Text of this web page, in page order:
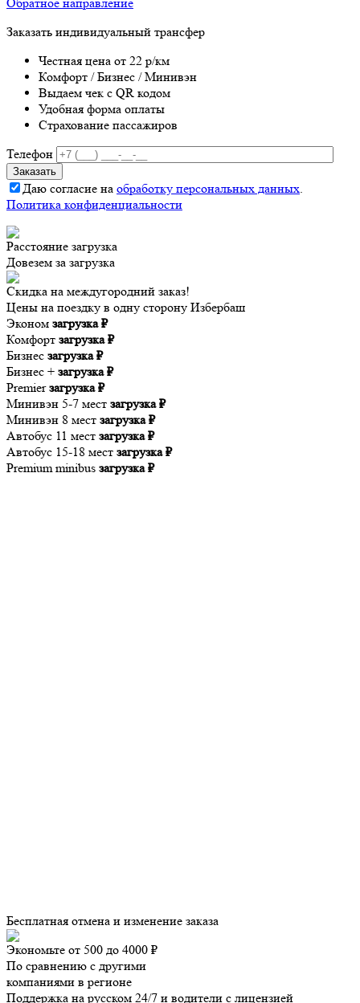
Заказать индивидуальный трансфер
Честная цена от 22 р/км
Комфорт / Бизнес / Минивэн
Выдаем чек с QR кодом
Удобная форма оплаты
Страхование пассажиров
Телефон
Даю согласие на обработку персональных данных.
Политика конфиденциальности
Расстояние загрузка
Довезем за загрузка
Скидка на междугородний заказ!
Цены на поездку в одну сторону Избербаш
Эконом загрузка ₽
Комфорт загрузка ₽
Бизнес загрузка ₽
Бизнес + загрузка ₽
Premier загрузка ₽
Минивэн 5-7 мест загрузка ₽
Минивэн 8 мест загрузка ₽
Автобус 11 мест загрузка ₽
Автобус 15-18 мест загрузка ₽
Premium minibus загрузка ₽
Бесплатная отмена и изменение заказа
Экономьте от 500 до 4000 ₽
По сравнению с другими
компаниями в регионе
Поддержка на русском 24/7 и водители с лицензией